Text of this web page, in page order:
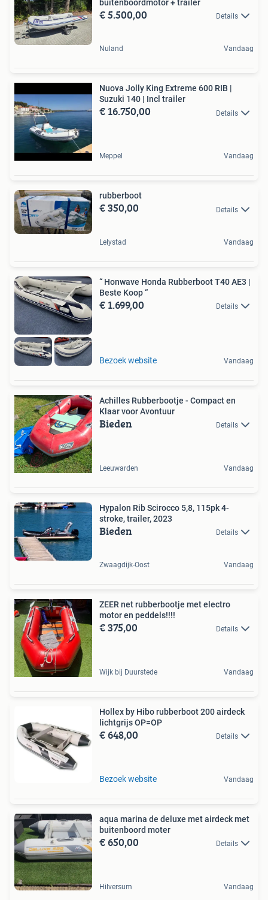
buitenboordmotor + trailer
€ 5.500,00 Details
Nuland Vandaag
Nuova Jolly King Extreme 600 RIB |
Suzuki 140 | Incl trailer
€ 16.750,00 Details
Meppel Vandaag
rubberboot
€ 350,00 Details
Lelystad Vandaag
“ Honwave Honda Rubberboot T40 AE3 |
Beste Koop “
€ 1.699,00 Details
Bezoek website Vandaag
Achilles Rubberbootje - Compact en
Klaar voor Avontuur
Bieden Details
Leeuwarden Vandaag
Hypalon Rib Scirocco 5,8, 115pk 4-
stroke, trailer, 2023
Bieden Details
Zwaagdijk-Oost Vandaag
ZEER net rubberbootje met electro
motor en peddels!!!!
€ 375,00 Details
Wijk bij Duurstede Vandaag
Hollex by Hibo rubberboot 200 airdeck
lichtgrijs OP=OP
€ 648,00 Details
Bezoek website Vandaag
aqua marina de deluxe met airdeck met
buitenboord moter
€ 650,00 Details
Hilversum Vandaag